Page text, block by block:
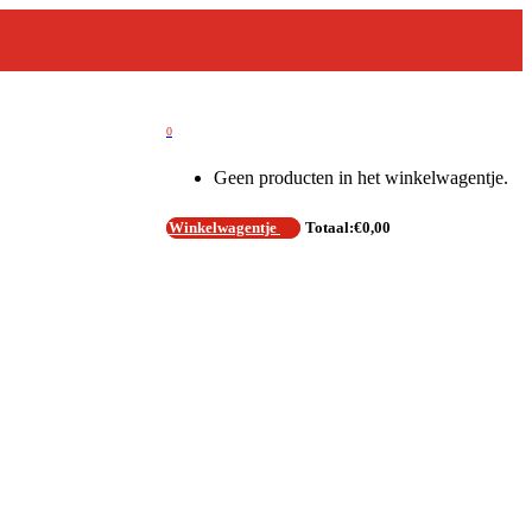
0
Geen producten in het winkelwagentje.
Winkelwagentje Totaal:€0,00